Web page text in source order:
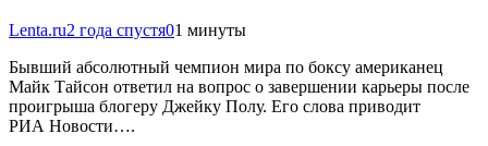
Lenta.ru2 года спустя01 минуты
Бывший абсолютный чемпион мира по боксу американец
Майк Тайсон ответил на вопрос о завершении карьеры после
проигрыша блогеру Джейку Полу. Его слова приводит
РИА Новости….